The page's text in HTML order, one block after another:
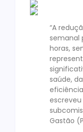
“A
semanal
horas,
saúde,
Gastão